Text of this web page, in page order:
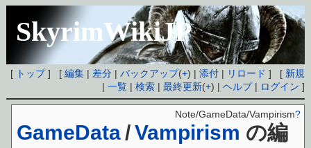
SkyrimWikiJP
[ トップ] [編集 | 差分 |バックアップ(+) |添付 | リロード ] [ 新規
|一覧 |検索 |最終更新(+) |ヘルプ| ログイン ]
GameData /Vampirism の編
Note/GameData/Vampirism?